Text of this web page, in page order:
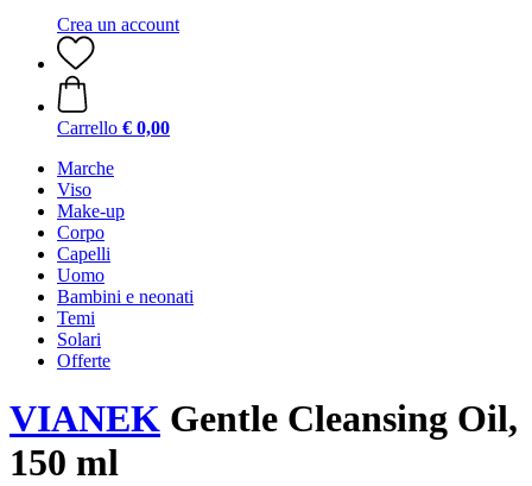
Crea un account
Carrello € 0,00
Marche
Viso
Make-up
Corpo
Capelli
Uomo
Bambini e neonati
Temi
Solari
Offerte
VIANEK Gentle Cleansing Oil,
150 ml